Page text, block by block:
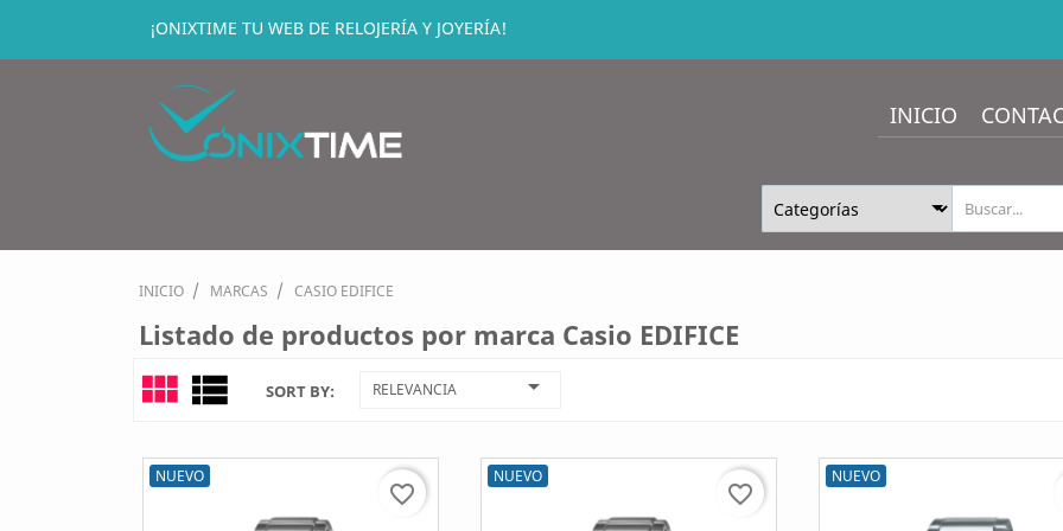
¡ONIXTIME TU WEB DE RELOJERÍA Y JOYERÍA!
INICIO
INICIO MARCAS CASIO EDIFICE
Listado de productos por marca Casio EDIFICE
view_module view_list SORT BY: RELEVANCIA 
NUEVO
favorite_border
NUEVO
favorite_border
NUEVO